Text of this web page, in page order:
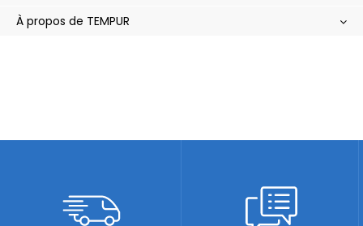
À propos de TEMPUR